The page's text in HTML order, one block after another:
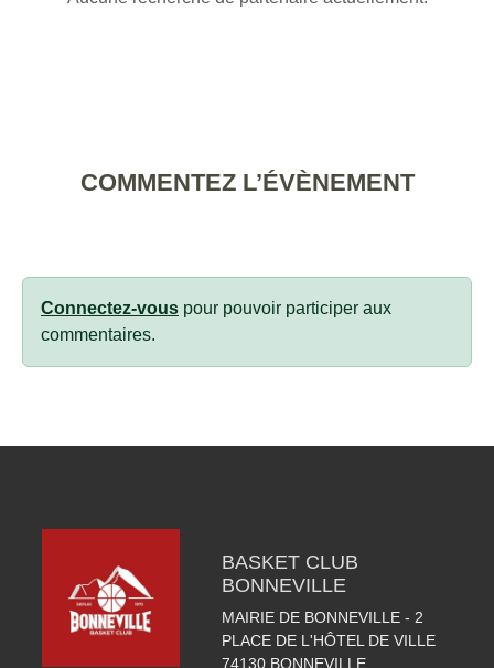
COMMENTEZ L’ÉVÈNEMENT
Connectez-vous pour pouvoir participer aux
commentaires.
BASKET CLUB
BONNEVILLE
MAIRIE DE BONNEVILLE - 2
PLACE DE L'HÔTEL DE VILLE
74130 BONNEVILLE